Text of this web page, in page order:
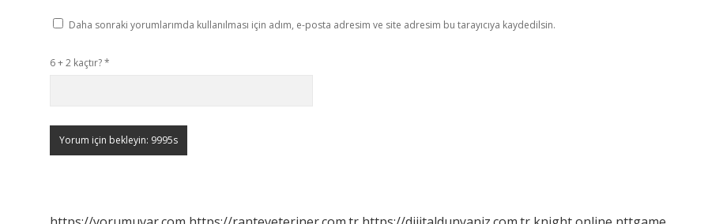
Daha sonraki yorumlarımda kullanılması için adım, e-posta adresim ve site adresim bu tarayıcıya kaydedilsin.
6 + 2 kaçtır?*